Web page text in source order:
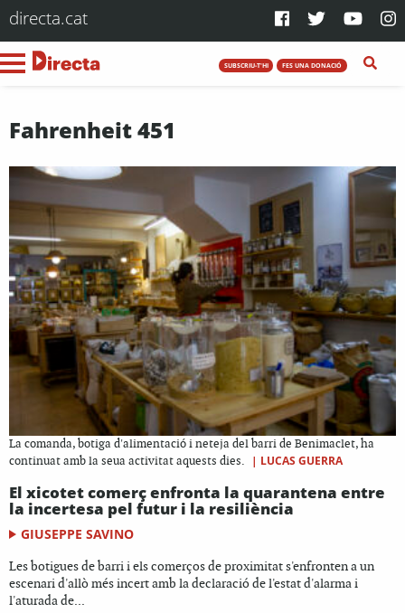
directa.cat
SUBSCRIU-T'HI FES UNA DONACIÓ
Fahrenheit 451
La comanda, botiga d'alimentació i neteja del barri de Benimaclet, ha
continuat amb la seua activitat aquests dies.
| LUCAS GUERRA
El xicotet comerç enfronta la quarantena entre
la incertesa pel futur i la resiliència
GIUSEPPE SAVINO
Les botigues de barri i els comerços de proximitat s'enfronten a un
escenari d'allò més incert amb la declaració de l'estat d'alarma i
l'aturada de...